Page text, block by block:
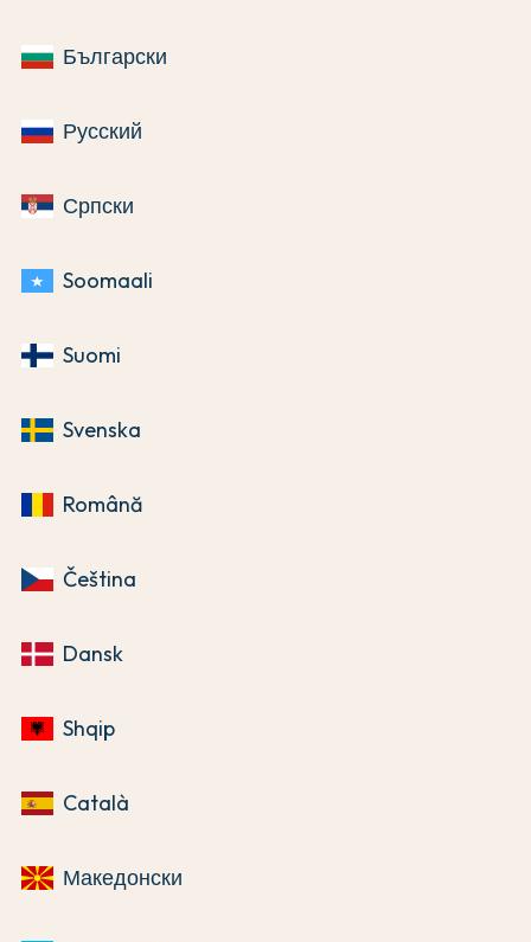
Български
Русский
Српски
Soomaali
Suomi
Svenska
Română
Čeština
Dansk
Shqip
Català
Македонски